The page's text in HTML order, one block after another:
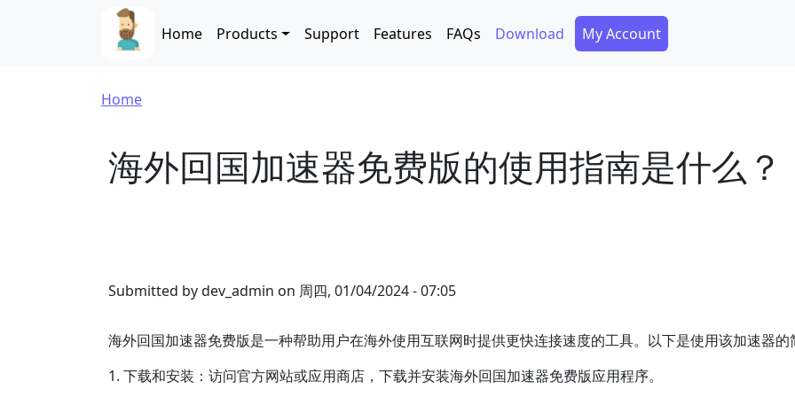
Skip to main content
Main navigation
Home Products Support Features FAQs Download Secondary Menu
My Account
Breadcrumb
Home
海外回国加速器免费版的使用指南是什么？
Submitted bydev_admin on 周四, 01/04/2024 - 07:05
海外回国加速器免费版是一种帮助用户在海外使用互联网时提供更快连接速度的工具。以下是使用该加速器的
1. 下载和安装：访问官方网站或应用商店，下载并安装海外回国加速器免费版应用程序。